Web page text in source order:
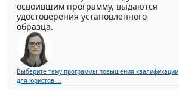
освоившим программу, выдаются
удостоверения установленного
образца.
Выберите тему программы повышения квалификации
для юристов ...